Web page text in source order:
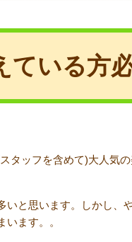
いる方
タッフを含めて)大人気
と思います。しかし、
ます。。